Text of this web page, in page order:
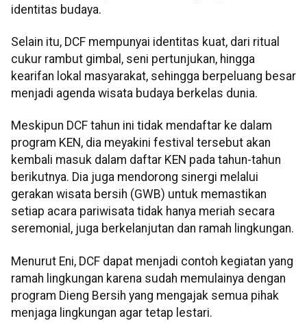
identitas budaya.
Selain itu, DCF mempunyai identitas kuat, dari ritual
cukur rambut gimbal, seni pertunjukan, hingga
kearifan lokal masyarakat, sehingga berpeluang besar
menjadi agenda wisata budaya berkelas dunia.
Meskipun DCF tahun ini tidak mendaftar ke dalam
program KEN, dia meyakini festival tersebut akan
kembali masuk dalam daftar KEN pada tahun-tahun
berikutnya. Dia juga mendorong sinergi melalui
gerakan wisata bersih (GWB) untuk memastikan
setiap acara pariwisata tidak hanya meriah secara
seremonial, juga berkelanjutan dan ramah lingkungan.
Menurut Eni, DCF dapat menjadi contoh kegiatan yang
ramah lingkungan karena sudah memulainya dengan
program Dieng Bersih yang mengajak semua pihak
menjaga lingkungan agar tetap lestari.